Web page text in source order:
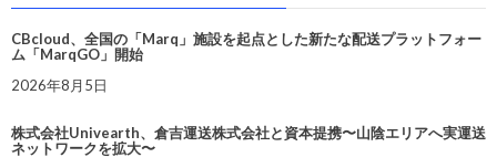
CBcloud、全国の「Marq」施設を起点とした新たな配送プラットフォー
ム「MarqGO」開始
2026年8月5日
株式会社Univearth、倉吉運送株式会社と資本提携〜山陰エリアへ実運送
ネットワークを拡大〜